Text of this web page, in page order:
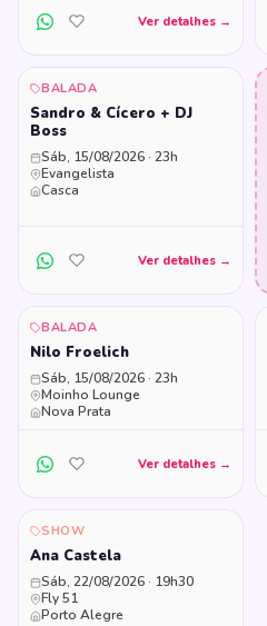
Ver detalhes →
BALADA
Sandro & Cícero + DJ
Boss
Sáb, 15/08/2026 · 23h
Evangelista
Casca
Ver detalhes →
BALADA
Nilo Froelich
Sáb, 15/08/2026 · 23h
Moinho Lounge
Nova Prata
Ver detalhes →
SHOW
Ana Castela
Sáb, 22/08/2026 · 19h30
Fly 51
Porto Alegre